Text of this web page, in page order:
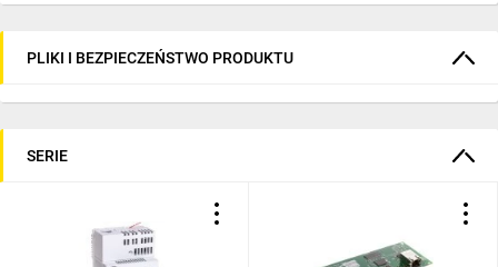
PLIKI I BEZPIECZEŃSTWO PRODUKTU
SERIE